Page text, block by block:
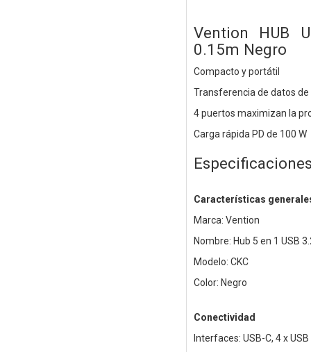
Vention HUB
0.15m Negro
Compacto y portátil
Transferencia de datos
4 puertos maximizan la
Carga rápida PD de 100 W
Características
Marca: Vention
Nombre: Hub 5 en 1 USB
Modelo: CKC
Color: Negro
Conectividad
Interfaces: USB-C, 4 x